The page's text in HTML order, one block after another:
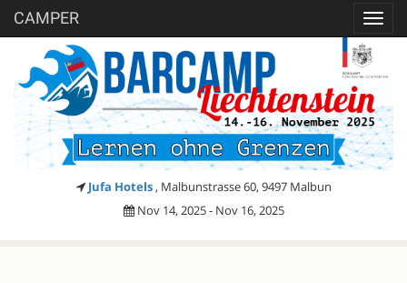
CAMPER
Jufa Hotels , Malbunstrasse 60, 9497 Malbun
Nov 14, 2025 - Nov 16, 2025